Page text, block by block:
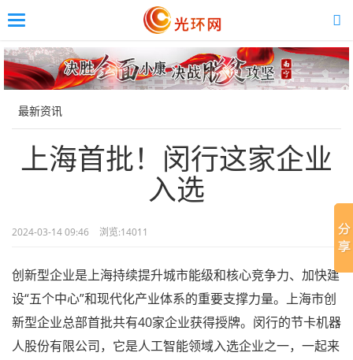
Skip
to
main
content
Toggle
最新资讯
上海首批！闵行这家企业
入选
2024-03-14 09:46 浏览:14011
创新型企业是上海持续提升城市能级和核心竞争力、加快建
设“五个中心”和现代化产业体系的重要支撑力量。上海市创
新型企业总部首批共有40家企业获得授牌。闵行的节卡机器
人股份有限公司，它是人工智能领域入选企业之一，一起来